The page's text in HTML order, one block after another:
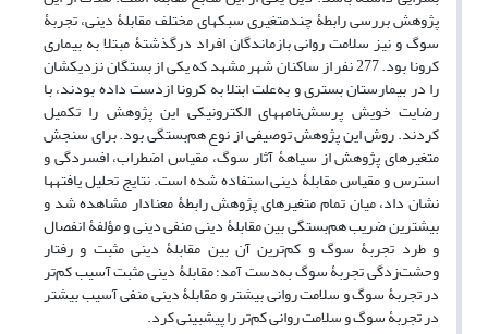
پژوهش بررسی رابطۀ چندمتغیری سبک‏های مختلف مقابلۀ دینی، تجربۀ
سوگ و نیز سلامت روانی بازماندگان افراد درگذشتۀ مبتلا به بیماری
کرونا بود. 277 نفر از ساکنان شهر مشهد که یکی از بستگان نزدیک‏شان
را در بیمارستان بستری و به‌علت ابتلا به کرونا ازدست داده بودند، با
رضایت خویش پرسش‌نامه‏های الکترونیکی این پژوهش را تکمیل
کردند. روش این پژوهش توصیفی از نوع هم‌بستگی بود. برای سنجش
متغیرهای پژوهش از سیاهۀ آثار سوگ، مقیاس اضطراب، افسردگی و
استرس و مقیاس مقابلۀ دینی استفاده شده است. نتایج تحلیل یافته‏ها
نشان داد، میان تمام متغیرهای پژوهش رابطۀ معنادار مشاهده شد و
بیشترین ضریب هم‌بستگی بین مقابلۀ دینی منفی دینی و مؤلفۀ انفصال
و طرد تجربۀ سوگ و کم‌ترین آن بین مقابلۀ دینی مثبت و رفتار
وحشت‌زدگی تجربۀ سوگ به‌دست آمد؛ مقابلۀ دینی مثبت آسیب کم‌تر
در تجربۀ سوگ و سلامت روانی بیشتر و مقابلۀ دینی منفی آسیب بیشتر
در تجربۀ سوگ و سلامت روانی کم‌تر را پیش‏بینی کرد.